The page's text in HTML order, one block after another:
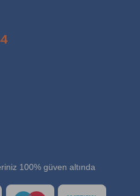
100% güven altında